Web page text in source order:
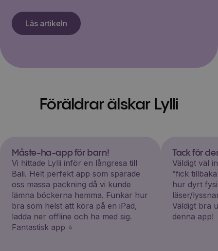
Läs artikeln
Föräldrar älskar Lylli
Måste-ha-app för barn!
Vi hittade Lylli inför en långresa till
Bali. Helt perfekt app som sparade
oss massa packning då vi kunde
lämna böckerna hemma. Funkar hur
bra som helst att köra på en iPad,
ladda ner offline och ha med sig.
Fantastisk app ⭐️
Tack för
Väldigt väl
”fick
hur dyrt
läser/
Väldigt bra
denna app!